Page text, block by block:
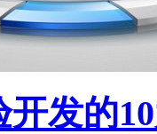
发的